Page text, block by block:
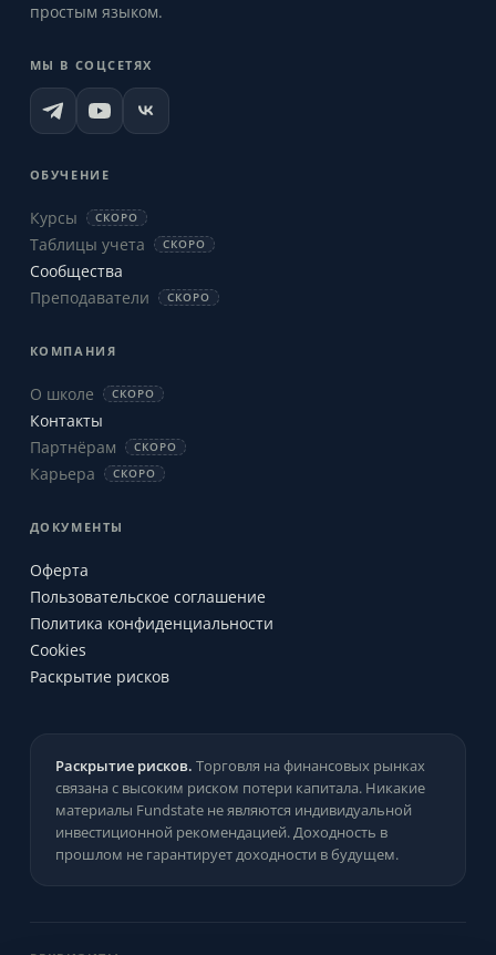
простым языком.
МЫ В СОЦСЕТЯХ
ОБУЧЕНИЕ
Курсы СКОРО
Таблицы учета СКОРО
Сообщества
Преподаватели
СКОРО
КОМПАНИЯ
О школе СКОРО
Контакты
Партнёрам
СКОРО
Карьера СКОРО
ДОКУМЕНТЫ
Оферта
Пользовательское соглашение
Политика конфиденциальности
Cookies
Раскрытие рисков
Раскрытие рисков. Торговля на финансовых рынках
связана с высоким риском потери капитала. Никакие
материалы Fundstate не являются индивидуальной
инвестиционной рекомендацией. Доходность в
прошлом не гарантирует доходности в будущем.